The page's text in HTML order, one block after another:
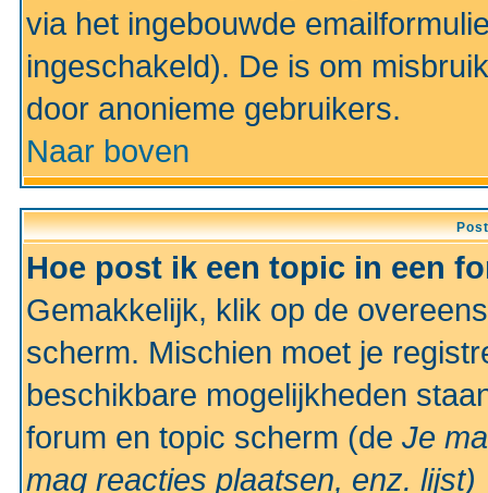
via het ingebouwde
ingeschakeld). De is om
door anonieme gebruikers.
Naar boven
Hoe post ik een topic in een
Gemakkelijk, klik op de
scherm. Mischien moet je
beschikbare mogelijkheden
forum en topic scherm (de Je
mag reacties plaatsen, enz. lijst)